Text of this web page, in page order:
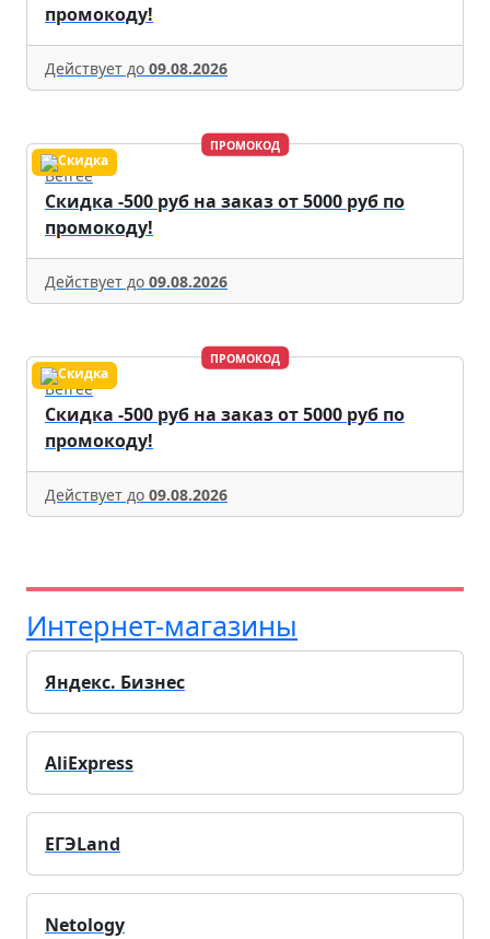
промокоду!
Действует до 09.08.2026
ПРОМОКОД
Befree
Скидка -500 руб на заказ от 5000 руб по
промокоду!
Действует до 09.08.2026
ПРОМОКОД
Befree
Скидка -500 руб на заказ от 5000 руб по
промокоду!
Действует до 09.08.2026
Интернет-магазины
Яндекс. Бизнес
AliExpress
ЕГЭLand
Netology